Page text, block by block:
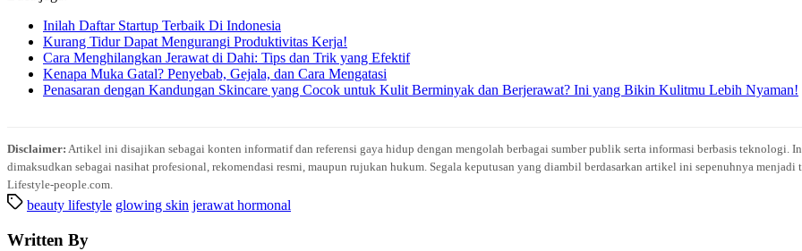
Inilah Daftar Startup Terbaik Di Indonesia
Kurang Tidur Dapat Mengurangi Produktivitas Kerja!
Cara Menghilangkan Jerawat di Dahi: Tips dan Trik yang Efektif
Kenapa Muka Gatal? Penyebab, Gejala, dan Cara Mengatasi
Penasaran dengan Kandungan Skincare yang Cocok untuk Kulit Berminyak dan Berjerawat? Ini yang Bikin Kulitmu Lebih Nyaman!
Disclaimer: Artikel ini disajikan sebagai konten informatif dan referensi gaya hidup dengan mengolah berbagai sumber publik serta informasi berbasis teknologi.
dimaksudkan sebagai nasihat profesional, rekomendasi resmi, maupun rujukan hukum. Segala keputusan yang diambil berdasarkan artikel ini sepenuhnya
Lifestyle-people.com.
beauty lifestyle glowing skin jerawat hormonal
Written By